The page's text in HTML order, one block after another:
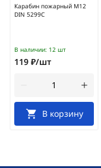
Карабин пожарный М12
DIN 5299С
В наличии: 12 шт
119 ₽/шт
В корзину